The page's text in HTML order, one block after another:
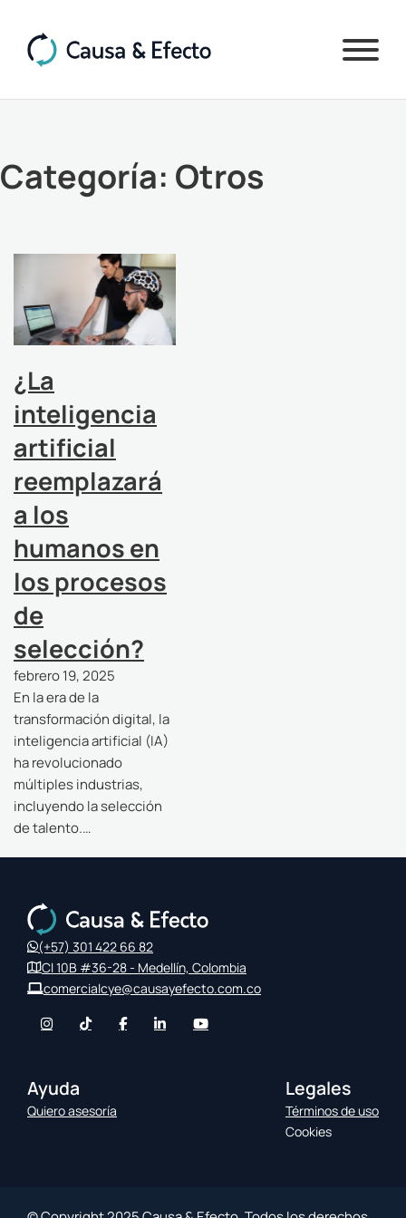
Categoría: Otros
¿La
inteligencia
artificial
reemplazará
a los
humanos en
los procesos
de
selección?
febrero 19, 2025
En la era de la
transformación digital, la
inteligencia artificial (IA)
ha revolucionado
múltiples industrias,
incluyendo la selección
de talento.…
(+57) 301 422 66 82
Cl 10B #36-28 - Medellín, Colombia
comercialcye@causayefecto.com.co
Ayuda
Quiero asesoría
Legales
Términos de uso
Cookies